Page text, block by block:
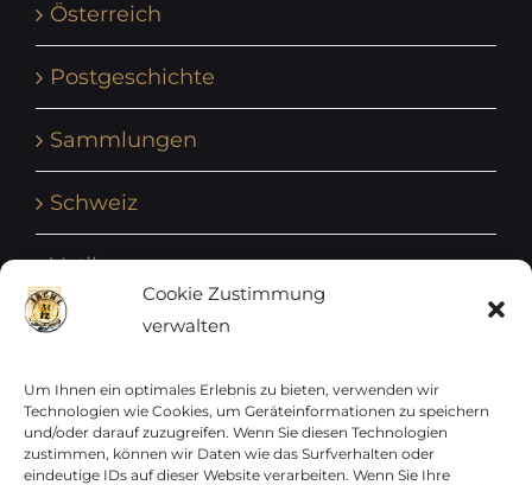
Cookie Zustimmung
verwalten
Um Ihnen ein optimales Erlebnis zu bieten, verwenden wir
Technologien wie Cookies, um Geräteinformationen zu speichern
und/oder darauf zuzugreifen. Wenn Sie diesen Technologien
zustimmen, können wir Daten wie das Surfverhalten oder
eindeutige IDs auf dieser Website verarbeiten. Wenn Sie Ihre
Österreich
Postgeschichte
Sammlungen
Schweiz
Vatikan
Vereinte Nationen
Vorphilatelie
Zensurbelege Österreich